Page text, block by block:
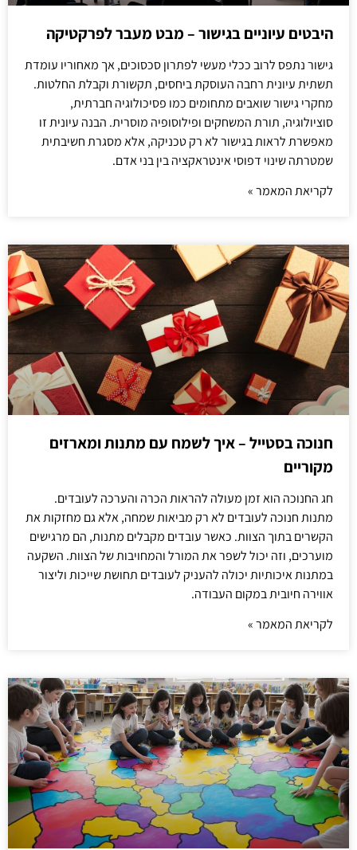
היבטים עיוניים בגישור – מבט מעבר לפרקטיקה
גישור נתפס לרוב ככלי מעשי לפתרון סכסוכים, אך מאחוריו עומדת
תשתית עיונית רחבה העוסקת ביחסים, תקשורת וקבלת החלטות.
מחקרי גישור שואבים מתחומים כמו פסיכולוגיה חברתית,
סוציולוגיה, תורת המשחקים ופילוסופיה מוסרית. הבנה עיונית זו
מאפשרת לראות בגישור לא רק טכניקה, אלא מסגרת חשיבתית
שמטרתה שינוי דפוסי אינטראקציה בין בני אדם.
לקריאת המאמר »
חנוכה בסטייל – איך לשמח עם מתנות ומארזים
מקוריים
חג החנוכה הוא זמן מעולה להראות הכרה והערכה לעובדים.
מתנות חנוכה לעובדים לא רק מביאות שמחה, אלא גם מחזקות את
הקשרים בתוך הצוות. כאשר עובדים מקבלים מתנות, הם מרגישים
מוערכים, וזה יכול לשפר את המורל והמחויבות של הצוות. השקעה
במתנות איכותיות יכולה להעניק לעובדים תחושת שייכות וליצור
אווירה חיובית במקום העבודה.
לקריאת המאמר »